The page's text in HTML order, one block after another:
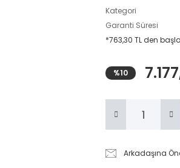
Kategori
Garanti Süresi
*763,30 TL den
%10
Arkadaşına